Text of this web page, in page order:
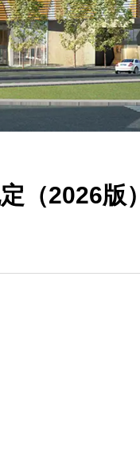
（2026版）